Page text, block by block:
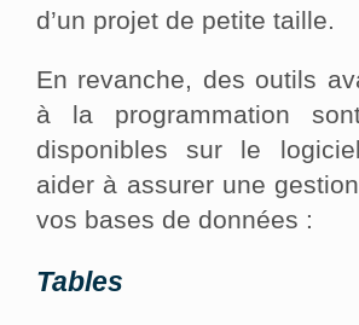
d’un projet de petite taille.
En revanche, des outils
à la programmation
disponibles sur le
aider à assurer une
vos bases de données :
Tables